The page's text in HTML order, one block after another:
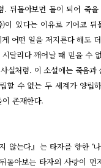
. 뒤돌아보면 돌이 되어 죽을
이 있다는 이유로 기어코 뒤
어떤 일을 저지른다 해도
달리다 깨어날 때 믿을 수
실처럼. 이 소설에는 죽음과
할 수 없는 두 세계가 양립
존재한다.
않는다』는 타자를 향한 ‘나
돌아보는 타자의 사랑이